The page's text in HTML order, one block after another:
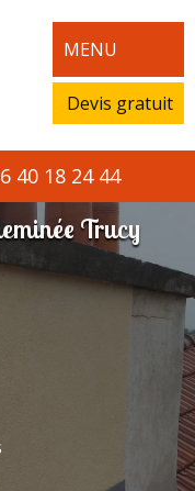
MENU
Devis gratuit
40 18 24 44
Trucy